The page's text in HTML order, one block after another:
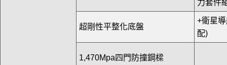
力套件
超剛性平整化底盤
+衛星
配)
1,470Mpa四門防撞鋼樑